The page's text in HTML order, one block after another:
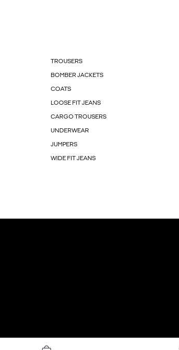
TROUSERS
BOMBER JACKETS
COATS
LOOSE FIT JEANS
CARGO TROUSERS
UNDERWEAR
JUMPERS
WIDE FIT JEANS